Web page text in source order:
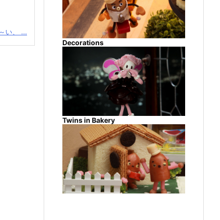
い、 ...
Decorations
Twins in Bakery